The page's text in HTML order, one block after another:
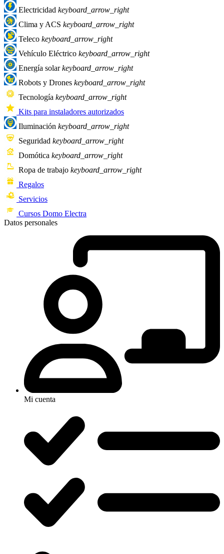
Electricidad keyboard_arrow_right
Clima y ACS keyboard_arrow_right
Teleco keyboard_arrow_right
Vehículo Eléctrico keyboard_arrow_right
Energía solarkeyboard_arrow_right
Robots y Drones keyboard_arrow_right
Tecnología keyboard_arrow_right
Kits para instaladores autorizados
Iluminación keyboard_arrow_right
Seguridad keyboard_arrow_right
Domótica keyboard_arrow_right
Ropa de trabajo keyboard_arrow_right
Regalos
Servicios
Cursos Domo Electra
Datos personales
Mi cuenta